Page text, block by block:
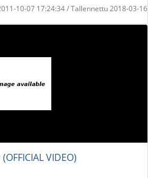
10-07 17:24:34 / Tallennettu 2018-03-16
VIDEO)